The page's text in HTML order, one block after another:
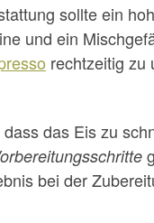
sollte ein
und ein
rechtzeitig zu
das Eis zu
bei der